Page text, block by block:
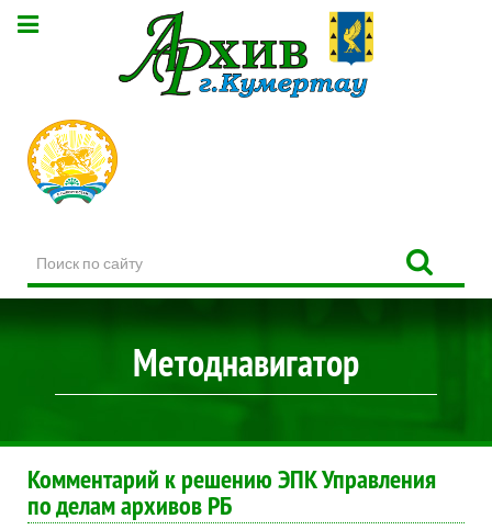
по
сайту
Методнавигатор
Комментарий к решению ЭПК Управления
по делам архивов РБ